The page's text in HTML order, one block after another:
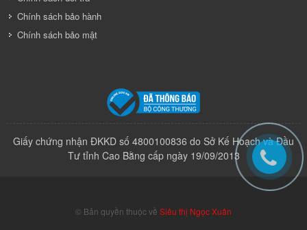
Chính sách bảo hành
Chính sách bảo mật
Giấy chứng nhận ĐKKD số 4800100836 do Sở Kế Hoạch và Đầu
Tư tỉnh Cao Bằng cấp ngày 19/09/2013
© Bản quyền thuộc về Siêu thị Ngọc Xuân